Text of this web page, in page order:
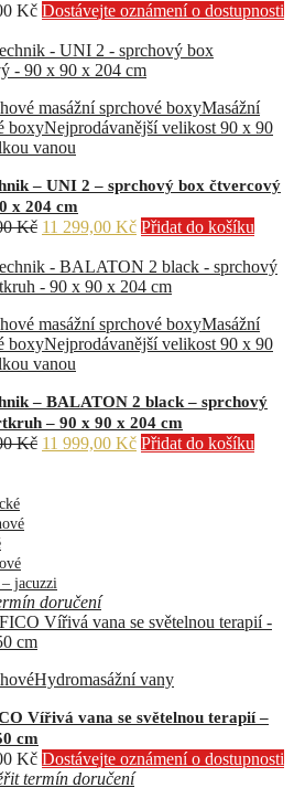
Kč Dostávejte oznámení o dostupnosti
masážní sprchové boxyMasážní
boxyNejprodávanější velikost 90 x 90
vanou
– UNI 2 – sprchový box čtvercový
x 204 cm
Kč Původní
byla:
18
11 299,00 KčAktuální
je:
11
Přidat do košíku
masážní sprchové boxyMasážní
boxyNejprodávanější velikost 90 x 90
vanou
– BALATON 2 black – sprchový
– 90 x 90 x 204 cm
Kč Původní
11 999,00 KčAktuální
Přidat do košíku
jacuzzi
doručení
Hydromasážní vany
Vířivá vana se světelnou terapií –
cm
Kč Dostávejte oznámení o dostupnosti
termín doručení